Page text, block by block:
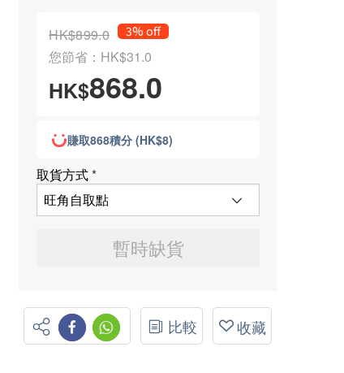
HK$899.0 3% off
您節省：HK$31.0
HK$868.0
賺取868積分 (HK$8)
取貨方式*
暫時缺貨
比較 收藏